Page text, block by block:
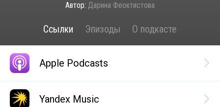
Автор: Дарина Феоктистова
Ссылки Эпизоды О подкасте
Apple Podcasts
Yandex Music